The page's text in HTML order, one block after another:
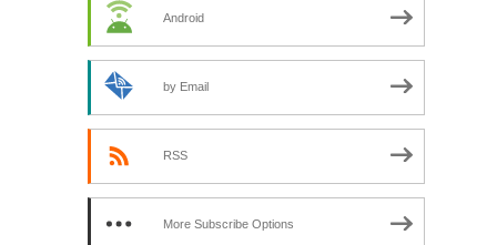
Android
by Email
RSS
More Subscribe Options